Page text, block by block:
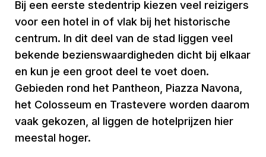
Bij een eerste stedentrip kiezen veel reizigers
voor een hotel in of vlak bij het historische
centrum. In dit deel van de stad liggen veel
bekende bezienswaardigheden dicht bij elkaar
en kun je een groot deel te voet doen.
Gebieden rond het Pantheon, Piazza Navona,
het Colosseum en Trastevere worden daarom
vaak gekozen, al liggen de hotelprijzen hier
meestal hoger.